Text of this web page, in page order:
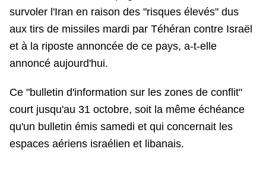
survoler l'Iran en raison des "risques élevés" dus
aux tirs de missiles mardi par Téhéran contre Israël
et à la riposte annoncée de ce pays, a-t-elle
annoncé aujourd'hui.
Ce "bulletin d'information sur les zones de conflit"
court jusqu'au 31 octobre, soit la même échéance
qu'un bulletin émis samedi et qui concernait les
espaces aériens israélien et libanais.